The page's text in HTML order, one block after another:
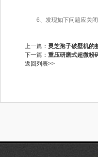
6、发现如下问题应关闭
上一篇： 灵芝孢子破壁机的
下一篇： 重压研磨式超微粉
返回列表>>